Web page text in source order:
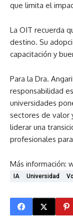
que limita el
La OIT recuerda
destino. Su
capacitación y
Para la Dra.
responsabilidad
universidades
sectores de valor
liderar una
profesionales
Más información:
IA Universidad